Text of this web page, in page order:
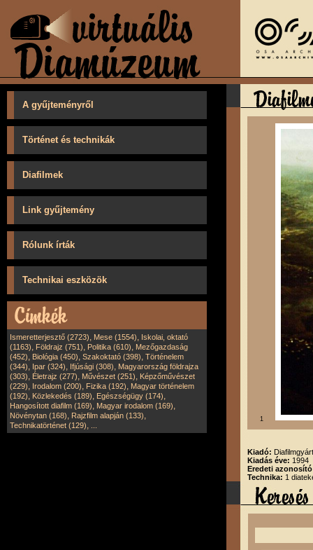
A gyűjteményről
Történet és technikák
Diafilmek
Link gyűjtemény
Rólunk írták
Technikai eszközök
Ismeretterjesztő (2723), Mese (1554), Iskolai, oktató
(1163), Földrajz (751), Politika (610), Mezőgazdaság
(452), Biológia (450), Szakoktató (398), Történelem
(344), Ipar (324), Ifjúsági (308), Magyarország földrajza
(303), Életrajz (277), Művészet (251), Képzőművészet
(229), Irodalom (200), Fizika (192), Magyar történelem
(192), Közlekedés (189), Egészségügy (174),
Hangosított diafilm (169), Magyar irodalom (169),
Növénytan (168), Rajzfilm alapján (133),
Technikatörténet (129),
1
Kiadó:
Kiadás éve: 1994
Eredeti
Technika: 1